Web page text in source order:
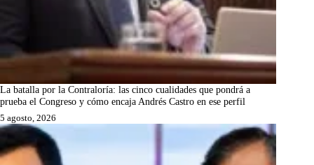
La batalla por la Contraloría: las cinco cualidades que pondrá a
prueba el Congreso y cómo encaja Andrés Castro en ese perfil
5 agosto, 2026